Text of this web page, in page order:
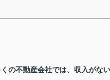
の不動産会社では、収入がない